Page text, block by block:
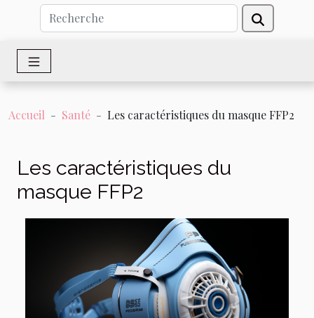
Accueil Santé Les caractéristiques du masque FFP2
Les caractéristiques du
masque FFP2